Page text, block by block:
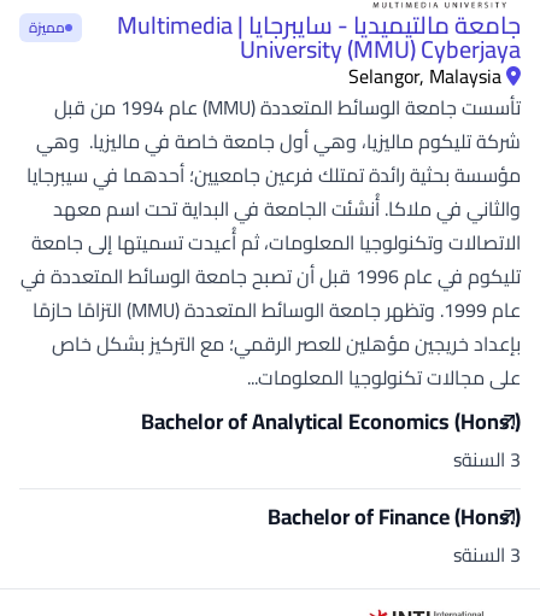
جامعة مالتيميديا - سايبرجايا | Multimedia
University (MMU) Cyberjaya مميزة
Selangor, Malaysia
تأسست جامعة الوسائط المتعددة (MMU) عام 1994 من قبل
شركة تليكوم ماليزيا، وهي أول جامعة خاصة في ماليزيا. وهي
مؤسسة بحثية رائدة تمتلك فرعين جامعيين؛ أحدهما في سيبرجايا
والثاني في ملاكا. أُنشئت الجامعة في البداية تحت اسم معهد
الاتصالات وتكنولوجيا المعلومات، ثم أُعيدت تسميتها إلى جامعة
تليكوم في عام 1996 قبل أن تصبح جامعة الوسائط المتعددة في
عام 1999. وتظهر جامعة الوسائط المتعددة (MMU) التزامًا حازمًا
بإعداد خريجين مؤهلين للعصر الرقمي؛ مع التركيز بشكل خاص
على مجالات تكنولوجيا المعلومات...
Bachelor of Analytical Economics (Hons.)
3 السنةs
Bachelor of Finance (Hons.)
3 السنةs